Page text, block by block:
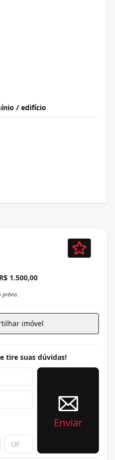
/ edifício
R$ 1.500,00
prévio.
imóvel
tire suas dúvidas!
Enviar